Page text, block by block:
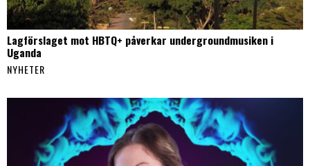
Lagförslaget mot HBTQ+ påverkar undergroundmusiken i
Uganda
NYHETER